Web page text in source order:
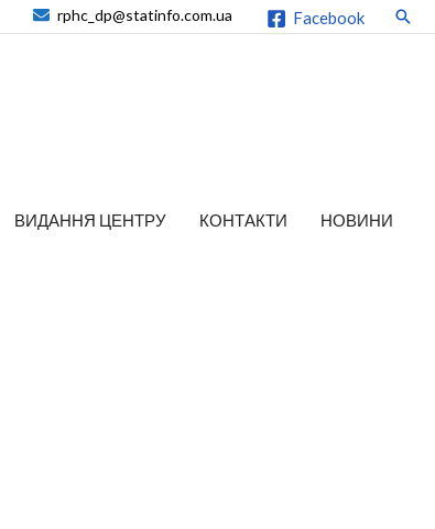
rphc_dp@statinfo.com.ua Facebook
ВИДАННЯ ЦЕНТРУ КОНТАКТИ НОВИНИ